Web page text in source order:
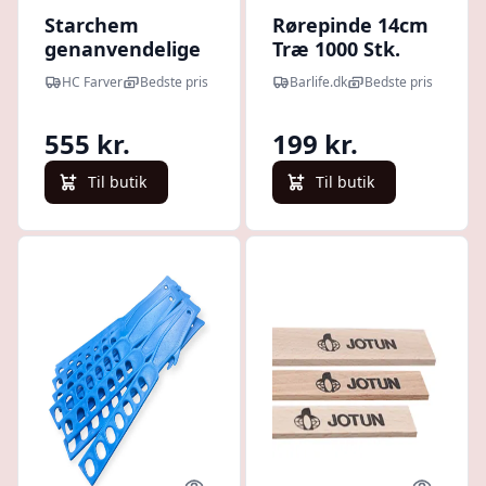
Starchem
genanvendelige
rørepinde - 500
stk
HC Farver Bedste pris
555 kr.
Til butik
Rørepinde 14cm
Træ 1000 Stk.
Barlife.dk Bedste pris
199 kr.
Til butik